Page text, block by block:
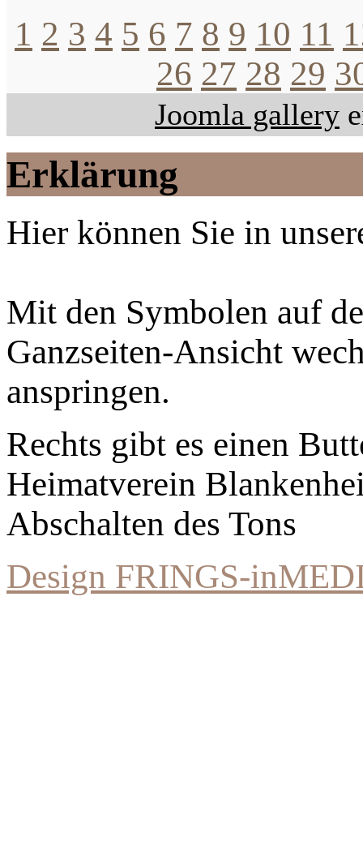
1 2 3 4 5 6 7 8 9 10 11
26 27 28 29
Joomla gallery
Erklärung
Hier können Sie in
Mit den Symbolen auf
Ganzseiten-Ansicht
anspringen.
Rechts gibt es einen
Heimatverein
Abschalten des Tons
Design FRINGS-